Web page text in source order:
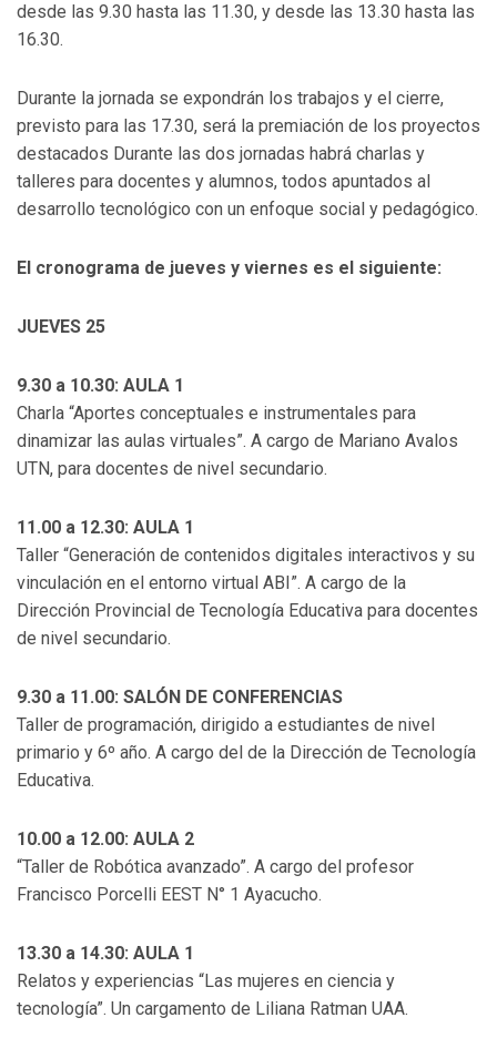
desde las 9.30 hasta las 11.30, y desde las 13.30 hasta las
16.30.
Durante la jornada se expondrán los trabajos y el cierre,
previsto para las 17.30, será la premiación de los proyectos
destacados Durante las dos jornadas habrá charlas y
talleres para docentes y alumnos, todos apuntados al
desarrollo tecnológico con un enfoque social y pedagógico.
El cronograma de jueves y viernes es el siguiente:
JUEVES 25
9.30 a 10.30: AULA 1
Charla “Aportes conceptuales e instrumentales para
dinamizar las aulas virtuales”. A cargo de Mariano Avalos
UTN, para docentes de nivel secundario.
11.00 a 12.30: AULA 1
Taller “Generación de contenidos digitales interactivos y su
vinculación en el entorno virtual ABI”. A cargo de la
Dirección Provincial de Tecnología Educativa para docentes
de nivel secundario.
9.30 a 11.00: SALÓN DE CONFERENCIAS
Taller de programación, dirigido a estudiantes de nivel
primario y 6º año. A cargo del de la Dirección de Tecnología
Educativa.
10.00 a 12.00: AULA 2
“Taller de Robótica avanzado”. A cargo del profesor
Francisco Porcelli EEST N° 1 Ayacucho.
13.30 a 14.30: AULA 1
Relatos y experiencias “Las mujeres en ciencia y
tecnología”. Un cargamento de Liliana Ratman UAA.